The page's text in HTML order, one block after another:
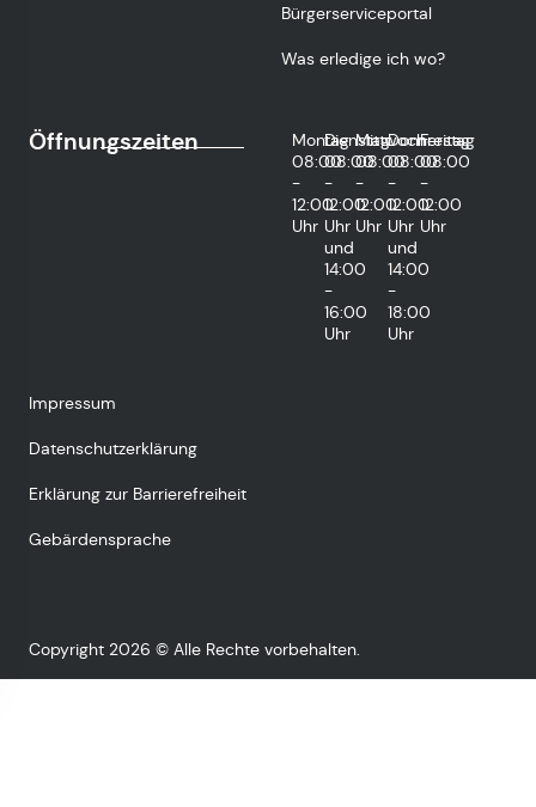
Bürgerserviceportal
Was erledige ich wo?
Öffnungszeiten
Montag
08:00
-
12:00
Uhr
Dienstag
08:00
-
12:00
Uhr
und
14:00
-
16:00
Uhr
Mittwoch
08:00
-
12:00
Uhr
Donnerstag
08:00
-
12:00
Uhr
und
14:00
-
18:00
Uhr
Freitag
08:00
-
12:00
Uhr
Impressum
Datenschutzerklärung
Erklärung zur Barrierefreiheit
Gebärdensprache
Copyright 2026 © Alle Rechte vorbehalten.